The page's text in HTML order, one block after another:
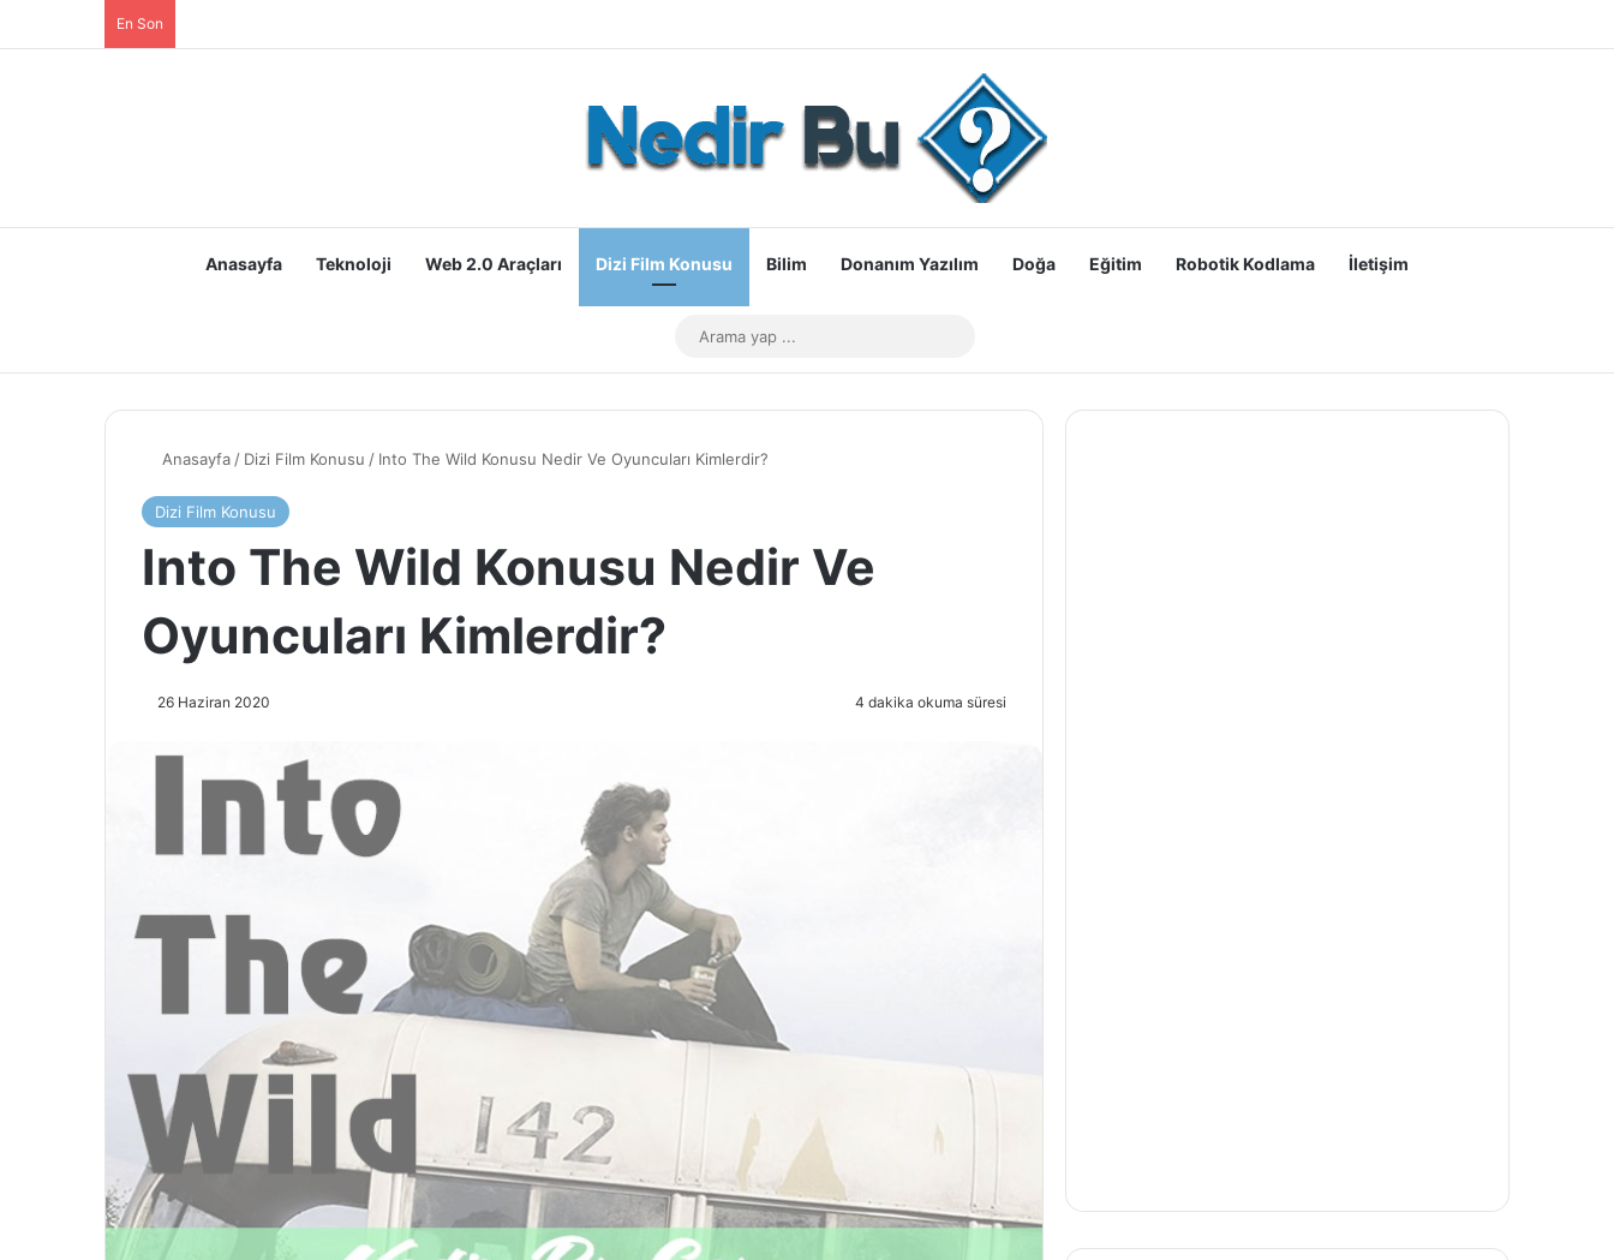
En Son
Anasayfa Teknoloji Web 2.0 Araçları Dizi Film Konusu Bilim Donanım Yazılım Doğa Eğitim Robotik Kodlama İletişim
Dış görünümü değiştir
yap
Anasayfa / Dizi Film Konusu / Into The Wild Konusu Nedir Ve Oyuncuları Kimlerdir?
Dizi Film Konusu
Into The Wild Konusu Nedir Ve
Oyuncuları Kimlerdir?
26 Haziran 2020 4 dakika okuma süresi